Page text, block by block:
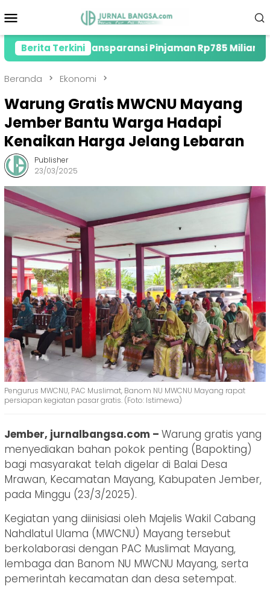
ke
Mobile
Berita Terkini
Transparansi Pinjaman Rp785 Miliar
Beranda Ekonomi
Warung Gratis MWCNU Mayang
Jember Bantu Warga Hadapi
Kenaikan Harga Jelang Lebaran
Publisher
23/03/2025
Pengurus MWCNU, PAC Muslimat, Banom NU MWCNU Mayang rapat
persiapan kegiatan pasar gratis. (Foto: Istimewa)
Jember, jurnalbangsa.com – Warung gratis yang
menyediakan bahan pokok penting (Bapokting)
bagi masyarakat telah digelar di Balai Desa
Mrawan, Kecamatan Mayang, Kabupaten Jember,
pada Minggu (23/3/2025).
Kegiatan yang diinisiasi oleh Majelis Wakil Cabang
Nahdlatul Ulama (MWCNU) Mayang tersebut
berkolaborasi dengan PAC Muslimat Mayang,
lembaga dan Banom NU MWCNU Mayang, serta
pemerintah kecamatan dan desa setempat.